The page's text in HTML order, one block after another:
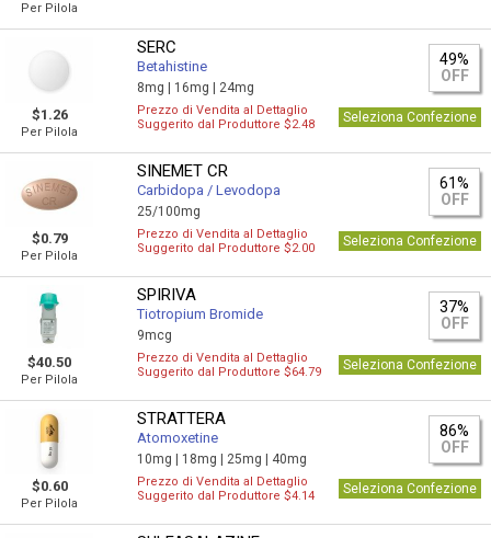
Per Pilola
$1.26
Per Pilola
SERC
Betahistine
8mg | 16mg | 24mg
49%
OFF
Prezzo di Vendita al Dettaglio
Suggerito dal Produttore $2.48
Seleziona Confezione
$0.79
Per Pilola
SINEMET CR
Carbidopa / Levodopa
25/100mg
61%
OFF
Prezzo di Vendita al Dettaglio
Suggerito dal Produttore $2.00
Seleziona Confezione
$40.50
Per Pilola
SPIRIVA
Tiotropium Bromide
9mcg
37%
OFF
Prezzo di Vendita al Dettaglio
Suggerito dal Produttore $64.79
Seleziona Confezione
$0.60
Per Pilola
STRATTERA
Atomoxetine
10mg | 18mg | 25mg | 40mg
86%
OFF
Prezzo di Vendita al Dettaglio
Suggerito dal Produttore $4.14
Seleziona Confezione